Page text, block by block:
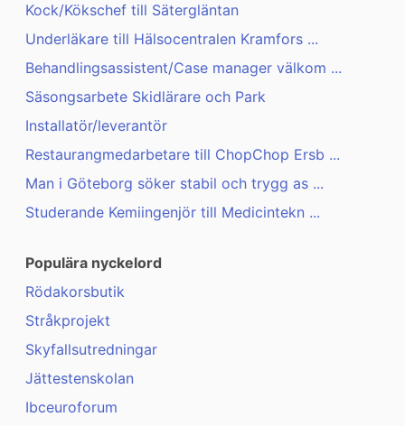
Kock/Kökschef till Sätergläntan
Underläkare till Hälsocentralen Kramfors ...
Behandlingsassistent/Case manager välkom ...
Säsongsarbete Skidlärare och Park
Installatör/leverantör
Restaurangmedarbetare till ChopChop Ersb ...
Man i Göteborg söker stabil och trygg as ...
Studerande Kemiingenjör till Medicintekn ...
Populära nyckelord
Rödakorsbutik
Stråkprojekt
Skyfallsutredningar
Jättestenskolan
Ibceuroforum